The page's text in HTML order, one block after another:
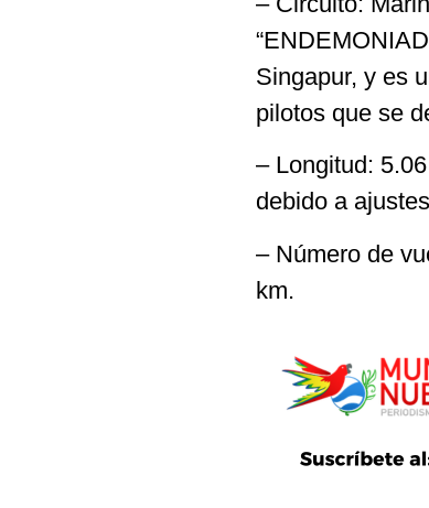
Singapur, y es
pilotos que se
– Longitud:
debido a
– Número de
km.